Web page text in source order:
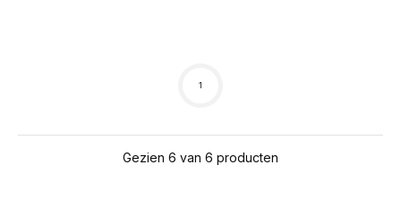
1
Gezien 6 van 6 producten